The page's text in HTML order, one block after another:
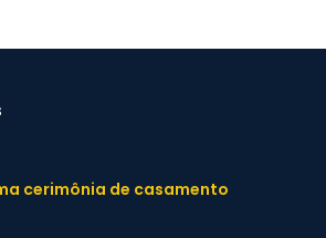
cerimônia de casamento